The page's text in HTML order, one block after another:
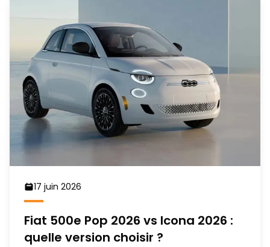
17 juin 2026
Fiat 500e Pop 2026 vs Icona 2026 :
quelle version choisir ?